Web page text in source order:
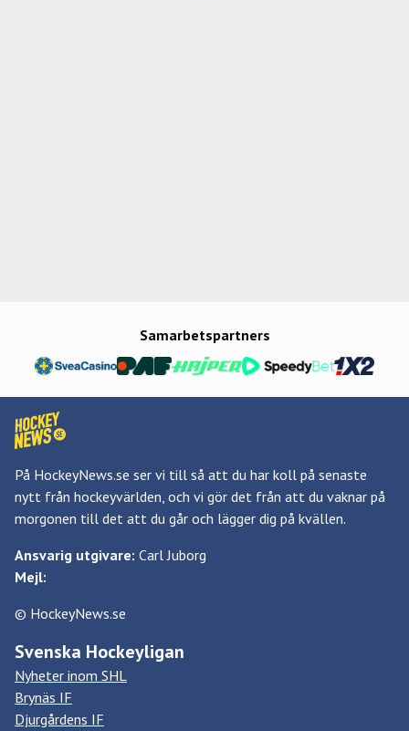
Samarbetspartners
På HockeyNews.se ser vi till så att du har koll på senaste
nytt från hockeyvärlden, och vi gör det från att du vaknar på
morgonen till det att du går och lägger dig på kvällen.
Ansvarig utgivare: Carl Juborg
Mejl:
© HockeyNews.se
Svenska Hockeyligan
Nyheter inom SHL
Brynäs IF
Djurgårdens IF